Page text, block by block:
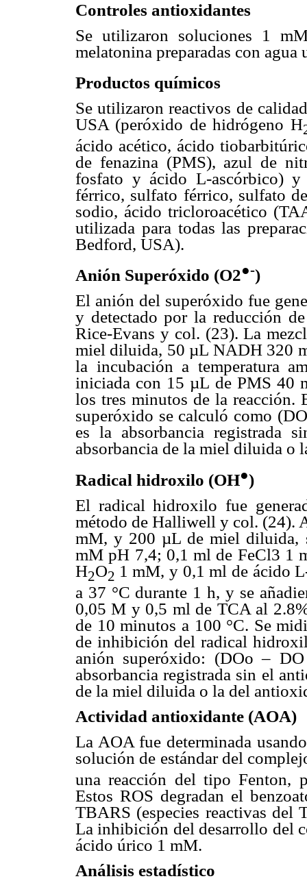
Controles antioxidantes
Se utilizaron soluciones 1 m
melatonina preparadas con
Productos químicos
Se utilizaron reactivos de
USA (peróxido de hidrógeno H
ácido acético, ácido
de fenazina (PMS), azul de
fosfato y ácido L-ascórbico)
férrico, sulfato férrico, sulfato
sodio, ácido tricloroacético
utilizada para todas las
Bedford, USA).
Anión Superóxido (O2●-)
El anión del superóxido fue
y detectado por la reducción
Rice-Evans y col. (23). La
miel diluida, 50 µL NADH 320
la incubación a temperatura
iniciada con 15 µL de PMS 40
los tres minutos de la
superóxido se calculó como
es la absorbancia registrada
absorbancia de la miel diluida o
Radical hidroxilo (OH●)
El radical hidroxilo fue
método de Halliwell y col. (24).
mM, y 200 µL de miel diluida,
mM pH 7,4; 0,1 ml de FeCl3 1
H2O2 1 mM, y 0,1 ml de ácido
a 37 °C durante 1 h, y se
0,05 M y 0,5 ml de TCA al
de 10 minutos a 100 °C. Se
de inhibición del radical
anión superóxido: (DOo –
absorbancia registrada sin el
de la miel diluida o la del
Actividad antioxidante (AOA)
La AOA fue determinada
solución de estándar del
una reacción del tipo Fenton,
Estos ROS degradan el
TBARS (especies reactivas del
La inhibición del desarrollo del
ácido úrico 1 mM.
Análisis estadístico